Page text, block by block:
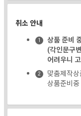
취소 안내
상품 준비
(각인문구
어려우니
맞춤제작
상품준비